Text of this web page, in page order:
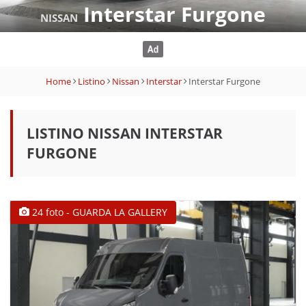
NISSANInterstar Furgone
Home Listino Nissan Interstar Interstar Furgone
LISTINO NISSAN INTERSTAR
FURGONE
24 foto - GUARDA LA GALLERY